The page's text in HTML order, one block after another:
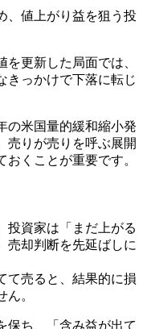
、値上がり益を狙う投
更新した局面では、
きっかけで下落に転じ
の米国量的緩和縮小発
売りが売りを呼ぶ展開
くことが重要です。
投資家は「まだ上がる
売却判断を先延ばしに
て売ると、結果的に損
。
保ち、「含み益が出て